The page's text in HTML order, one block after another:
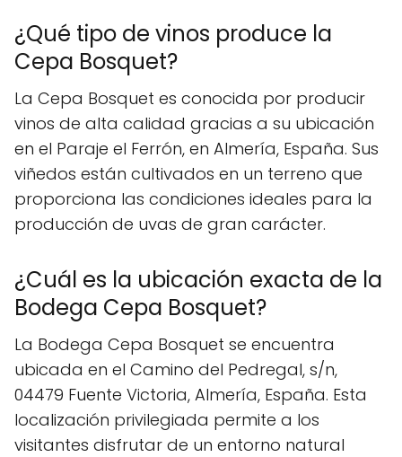
¿Qué tipo de vinos produce la
Cepa Bosquet?
La Cepa Bosquet es conocida por producir
vinos de alta calidad gracias a su ubicación
en el Paraje el Ferrón, en Almería, España. Sus
viñedos están cultivados en un terreno que
proporciona las condiciones ideales para la
producción de uvas de gran carácter.
¿Cuál es la ubicación exacta de la
Bodega Cepa Bosquet?
La Bodega Cepa Bosquet se encuentra
ubicada en el Camino del Pedregal, s/n,
04479 Fuente Victoria, Almería, España. Esta
localización privilegiada permite a los
visitantes disfrutar de un entorno natural